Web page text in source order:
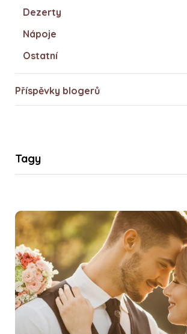
Dezerty
Nápoje
Ostatní
Příspěvky blogerů
Tagy